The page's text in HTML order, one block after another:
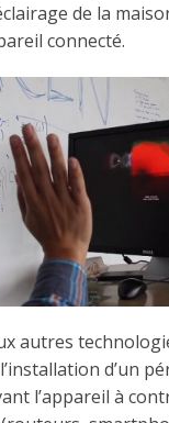
de la
connecté.
autres
d’un
l’appareil à